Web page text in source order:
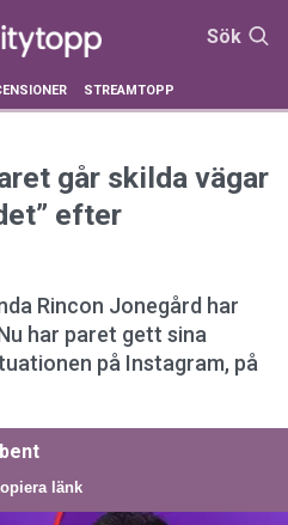
Sök
STREAMTOPP
går skilda vägar
efter
Rincon Jonegård har
har paret gett sina
på Instagram, på
länk